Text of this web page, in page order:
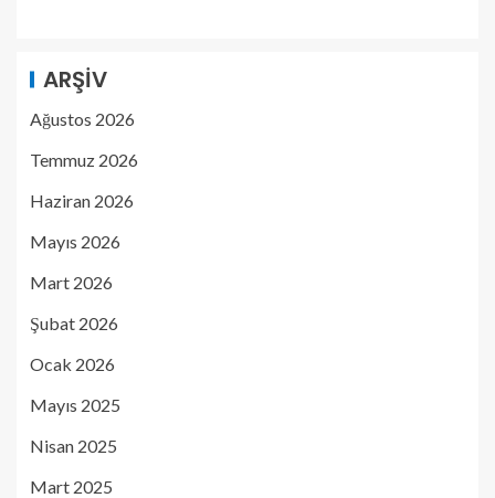
ARŞIV
Ağustos 2026
Temmuz 2026
Haziran 2026
Mayıs 2026
Mart 2026
Şubat 2026
Ocak 2026
Mayıs 2025
Nisan 2025
Mart 2025